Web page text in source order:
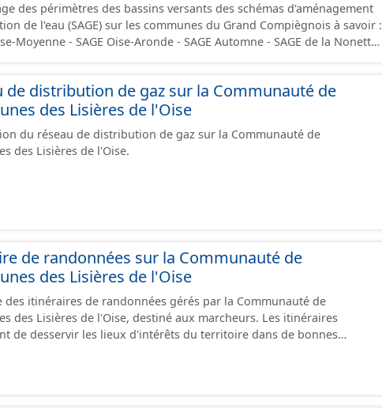
des périmètres des bassins versants des schémas d'aménagement
de l'eau (SAGE) sur les communes du Grand Compiègnois à savoir :
Moyenne - SAGE Oise-Aronde - SAGE Automne - SAGE de la Nonette
mis en œuvre par les acteurs locaux (élus, usagers, associations,
de l’État…) réunis au sein de la commission locale de l’eau (CLE). Il
cette procédure est encadrée par l’État puisque ce sont les
qui délimitent le périmètre, constituent la composition de
de distribution de gaz sur la Communauté de
des Lisières de l'Oise
du réseau de distribution de gaz sur la Communauté de
des Lisières de l'Oise.
de randonnées sur la Communauté de
des Lisières de l'Oise
des itinéraires de randonnées gérés par la Communauté de
des Lisières de l'Oise, destiné aux marcheurs. Les itinéraires
de desservir les lieux d'intérêts du territoire dans de bonnes